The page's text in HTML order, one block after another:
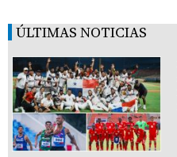
ÚLTIMAS NOTICIAS